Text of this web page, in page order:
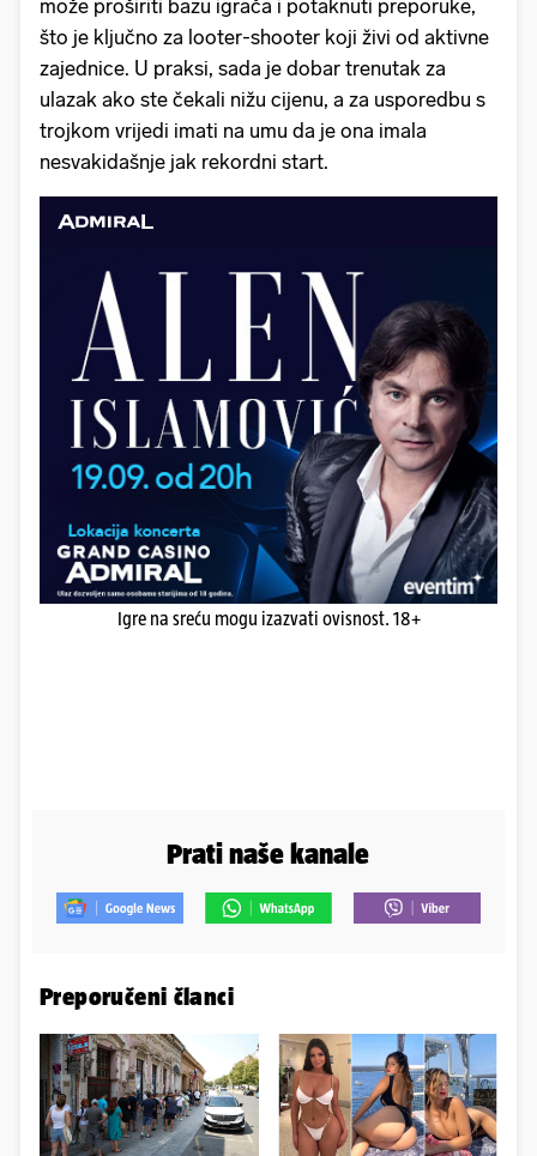
može proširiti bazu igrača i potaknuti preporuke,
što je ključno za looter-shooter koji živi od aktivne
zajednice. U praksi, sada je dobar trenutak za
ulazak ako ste čekali nižu cijenu, a za usporedbu s
trojkom vrijedi imati na umu da je ona imala
nesvakidašnje jak rekordni start.
Igre na sreću mogu izazvati ovisnost. 18+
Prati naše kanale
Preporučeni članci